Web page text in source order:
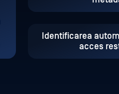
Identificarea
acces